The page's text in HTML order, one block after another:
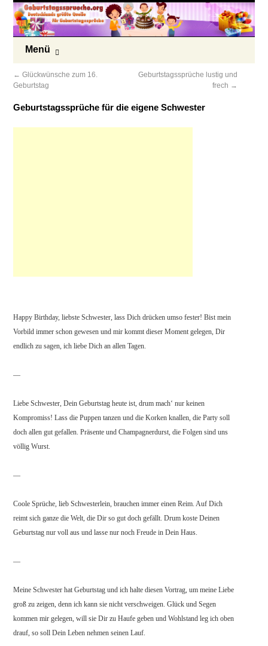
Menü
← Glückwünsche zum 16.
Geburtstag
Geburtstagssprüche lustig und
frech →
Geburtstagssprüche für die eigene Schwester
Happy Birthday, liebste Schwester, lass Dich drücken umso fester! Bist mein
Vorbild immer schon gewesen und mir kommt dieser Moment gelegen, Dir
endlich zu sagen, ich liebe Dich an allen Tagen.
—
Liebe Schwester, Dein Geburtstag heute ist, drum mach‘ nur keinen
Kompromiss! Lass die Puppen tanzen und die Korken knallen, die Party soll
doch allen gut gefallen. Präsente und Champagnerdurst, die Folgen sind uns
völlig Wurst.
—
Coole Sprüche, lieb Schwesterlein, brauchen immer einen Reim. Auf Dich
reimt sich ganze die Welt, die Dir so gut doch gefällt. Drum koste Deinen
Geburtstag nur voll aus und lasse nur noch Freude in Dein Haus.
—
Meine Schwester hat Geburtstag und ich halte diesen Vortrag, um meine Liebe
groß zu zeigen, denn ich kann sie nicht verschweigen. Glück und Segen
kommen mir gelegen, will sie Dir zu Haufe geben und Wohlstand leg ich oben
drauf, so soll Dein Leben nehmen seinen Lauf.